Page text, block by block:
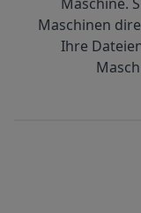
Maschinen
Ihre